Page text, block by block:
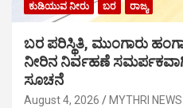
ಕುಡಿಯುವ ನೀರು ಬರ ರಾಜ್ಯ
ಬರ ಪರಿಸ್ಥಿತಿ, ಮುಂಗಾರು
ನೀರಿನ ನಿರ್ವಹಣೆ ಸಮರ್ಪಕವಾಗಿ
ಸೂಚನೆ
August 4, 2026 MYTHRI NEWS